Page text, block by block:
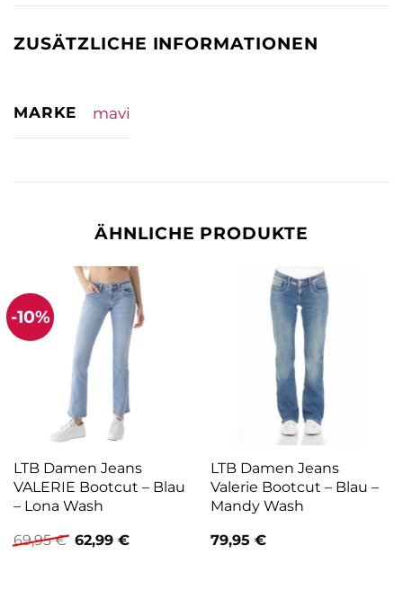
ZUSÄTZLICHE INFORMATIONEN
MARKE mavi
ÄHNLICHE PRODUKTE
-10%
LTB Damen Jeans
VALERIE Bootcut – Blau
– Lona Wash
69,95€ Ursprünglicher
Preis
62,99 €Aktueller
LTB Damen Jeans
Valerie Bootcut – Blau –
Mandy Wash
79,95 €